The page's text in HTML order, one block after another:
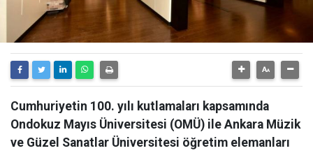
Cumhuriyetin 100. yılı kutlamaları kapsamında
Ondokuz Mayıs Üniversitesi (OMÜ) ile Ankara Müzik
ve Güzel Sanatlar Üniversitesi öğretim elemanları